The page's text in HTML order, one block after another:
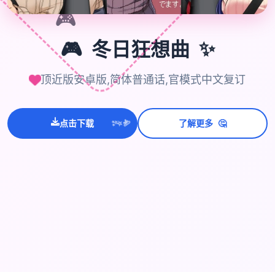
🎮
🎮 冬日狂想曲 ✨
顶近版安卓版,简体普通话,官模式中文复订
点击下载 ✨
⭐💫 了解更多 🤔